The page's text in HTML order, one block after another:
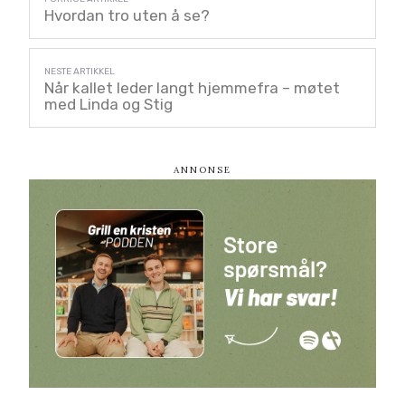
Hvordan tro uten å se?
Når kallet leder langt hjemmefra – møtet
med Linda og Stig